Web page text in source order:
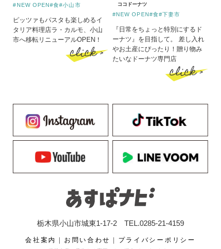
#NEW OPEN#食#小山市
ピッツァもパスタも楽しめるイ
タリア料理店ラ・カルモ、小山
市へ移転リニューアルOPEN！
click >
ココドーナツ
#NEW OPEN#食#下妻市
『日常をちょっと特別にするド
ーナツ』を目指して。 差し入れ
やお土産にぴったり！贈り物み
たいなドーナツ専門店
click >
栃木県小山市城東1-17-2 TEL.0285-21-4159
会社案内 ｜ お問い合わせ ｜ プライバシーポリシー